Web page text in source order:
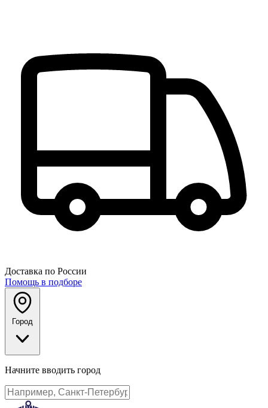
Доставка по России
Помощь в подборе
Город
Начните вводить город